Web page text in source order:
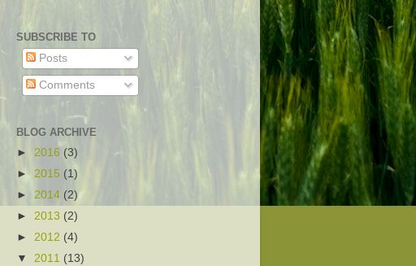
SUBSCRIBE TO
Posts
Comments
BLOG ARCHIVE
► 2016 (3)
► 2015 (1)
► 2014 (2)
► 2013 (2)
► 2012 (4)
▼ 2011 (13)